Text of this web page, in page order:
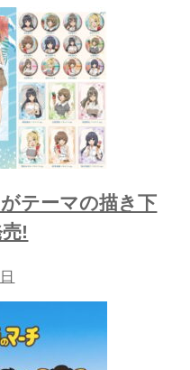
テーマの描き下
!